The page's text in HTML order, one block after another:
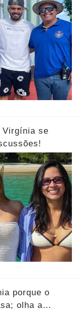
Virgínia se
porque o
olha a